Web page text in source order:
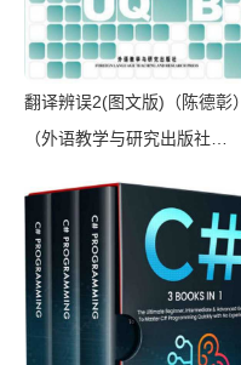
翻译辨误2(图文版)（陈德彰）
（外语教学与研究出版社